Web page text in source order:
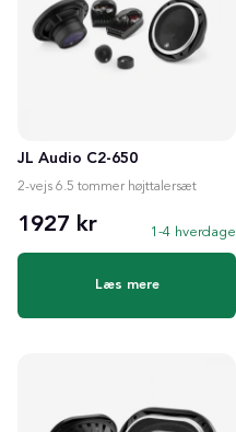
JL Audio C2-650
2-vejs 6.5 tommer højttalersæt
1927 kr 1-4 hverdage
Læs mere